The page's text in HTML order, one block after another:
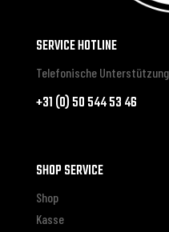
SERVICE HOTLINE
Telefonische
+31 (0) 50 544 53 46
SHOP SERVICE
Shop
Kasse